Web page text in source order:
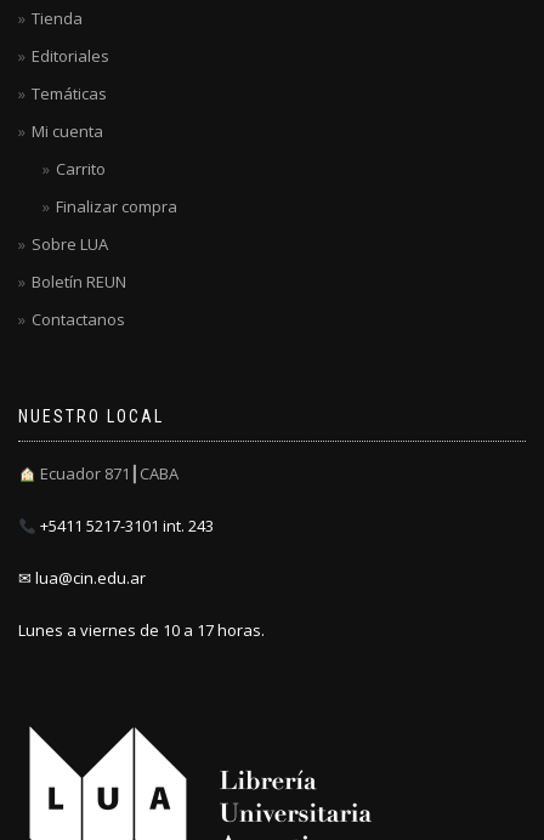
Tienda
Editoriales
Temáticas
Mi cuenta
Carrito
Finalizar compra
Sobre LUA
Boletín REUN
Contactanos
NUESTRO LOCAL
Ecuador 871┃CABA
+5411 5217-3101 int. 243
✉ lua@cin.edu.ar
Lunes a viernes de 10 a 17 horas.